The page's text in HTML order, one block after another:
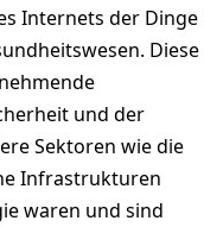
Internets der Dinge
Diese
und der
Sektoren wie die
Infrastrukturen
waren und sind